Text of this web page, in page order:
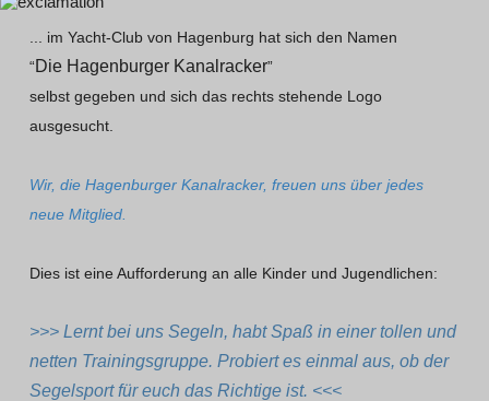
... im Yacht-Club von Hagenburg hat sich den Namen
“Die Hagenburger Kanalracker”
selbst gegeben und sich das rechts stehende Logo
ausgesucht.
Wir, die Hagenburger Kanalracker, freuen uns über jedes
neue Mitglied.
Dies ist eine Aufforderung an alle Kinder und Jugendlichen:
>>> Lernt bei uns Segeln, habt Spaß in einer tollen und
netten Trainingsgruppe. Probiert es einmal aus, ob der
Segelsport für euch das Richtige ist. <<<